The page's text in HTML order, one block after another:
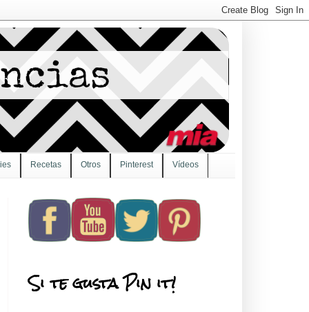
Recetas Otros Pinterest Vídeos
Si te gusta Pin it!